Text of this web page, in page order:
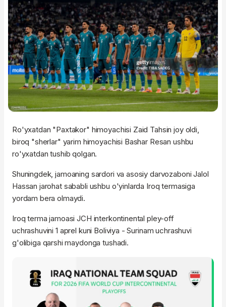
Ro'yxatdan "Paxtakor" himoyachisi Zaid Tahsin joy oldi,
biroq "sherlar" yarim himoyachisi Bashar Resan ushbu
ro'yxatdan tushib qolgan.
Shuningdek, jamoaning sardori va asosiy darvozaboni Jalol
Hassan jarohat sababli ushbu o'yinlarda Iroq termasiga
yordam bera olmaydi.
Iroq terma jamoasi JCH interkontinental pley-off
uchrashuvini 1 aprel kuni Boliviya - Surinam uchrashuvi
g'olibiga qarshi maydonga tushadi.